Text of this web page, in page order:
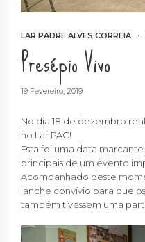
LAR PADRE ALVES CORREIA
Presépio Vivo
19 Fevereiro, 2019
No dia 18 de dezembro
no Lar PAC!
Esta foi uma data
principais de um evento
Acompanhado deste
lanche convívio para que
também tivessem uma